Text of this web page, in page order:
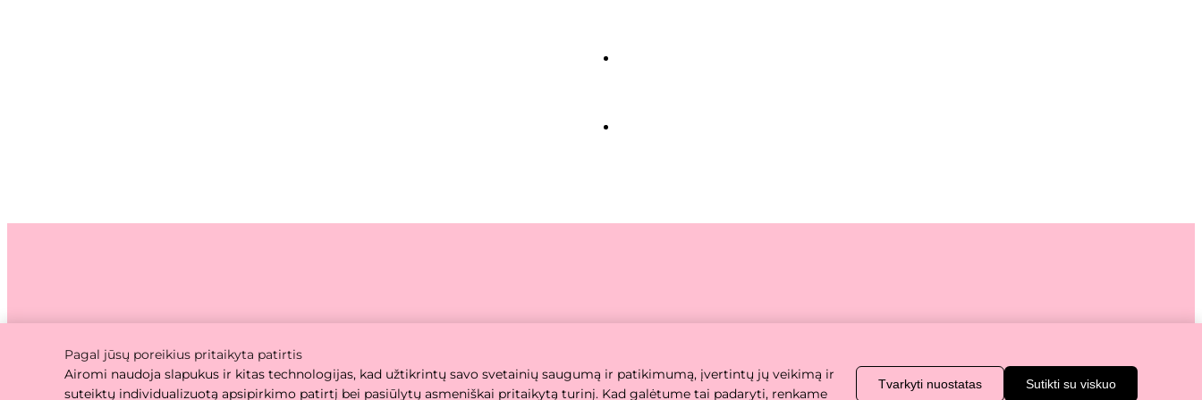
Pagal jūsų poreikius pritaikyta patirtis
Airomi naudoja slapukus ir kitas technologijas, kad užtikrintų savo svetainių saugumą ir patikimumą, įvertintų jų veikimą ir
suteiktų individualizuotą apsipirkimo patirtį bei pasiūlytų asmeniškai pritaikytą turinį. Kad galėtume tai padaryti, renkame
Tvarkyti nuostatas Sutikti su viskuo